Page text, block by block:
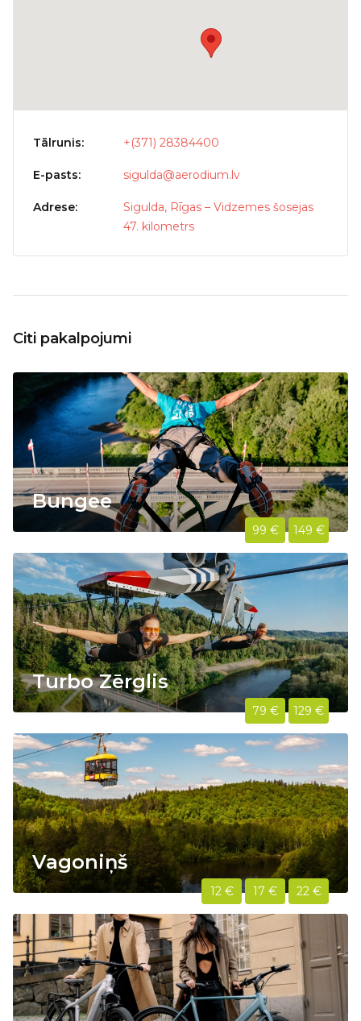
Tālrunis: +(371) 28384400
E-pasts: sigulda@aerodium.lv
Adrese:
Sigulda, Rīgas – Vidzemes šosejas
47. kilometrs
Citi pakalpojumi
Bungee
99 € 149 €
Turbo Zērglis
79 € 129 €
Vagoniņš
12 € 17 € 22 €